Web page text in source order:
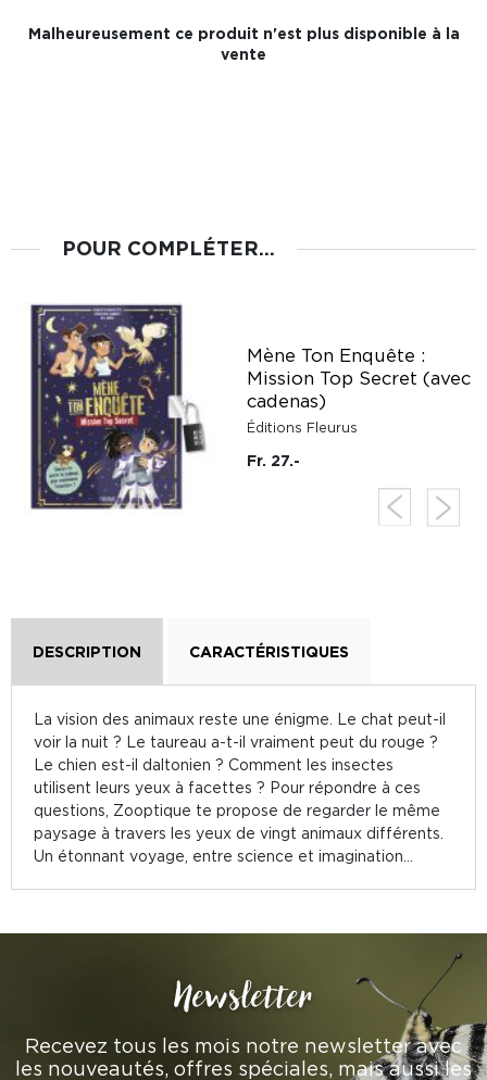
Malheureusement ce produit n'est plus disponible à la
vente
POUR COMPLÉTER...
Mène Ton Enquête :
Mission Top Secret (avec
cadenas)
Éditions Fleurus
Fr. 27.-
DESCRIPTION CARACTÉRISTIQUES
La vision des animaux reste une énigme. Le chat peut-il
voir la nuit ? Le taureau a-t-il vraiment peut du rouge ?
Le chien est-il daltonien ? Comment les insectes
utilisent leurs yeux à facettes ? Pour répondre à ces
questions, Zooptique te propose de regarder le même
paysage à travers les yeux de vingt animaux différents.
Un étonnant voyage, entre science et imagination...
Newsletter
Recevez tous les mois notre newsletter avec
les nouveautés, offres spéciales, mais aussi les